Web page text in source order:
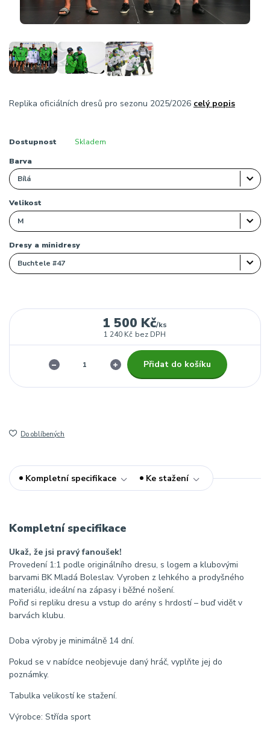
Replika oficiálních dresů pro sezonu 2025/2026 celý popis
Dostupnost Skladem
Barva
Velikost
Dresy a minidresy
1 500 Kč/ks
1 240 Kč bez DPH
Přidat do košíku
Do oblíbených
Kompletní specifikace Ke stažení
Kompletní specifikace
Ukaž, že jsi pravý fanoušek!
Provedení 1:1 podle originálního dresu, s logem a klubovými
barvami BK Mladá Boleslav. Vyroben z lehkého a prodyšného
materiálu, ideální na zápasy i běžné nošení.
Pořiď si repliku dresu a vstup do arény s hrdostí – buď vidět v
barvách klubu.
Doba výroby je minimálně 14 dní.
Pokud se v nabídce neobjevuje daný hráč, vyplňte jej do
poznámky.
Tabulka velikostí ke stažení.
Výrobce: Střída sport